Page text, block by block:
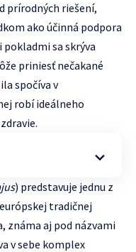
prírodných riešení,
ako účinná podpora
sa skrýva
priniesť nečakané
spočíva v
robí ideálneho
) predstavuje jednu z
tradičnej
známa aj pod názvami
v sebe komplex